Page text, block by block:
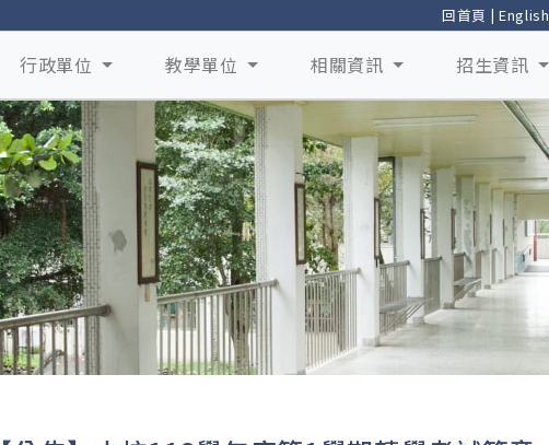
回首頁 | English
行政單位 教學單位 相關資訊 招生資訊